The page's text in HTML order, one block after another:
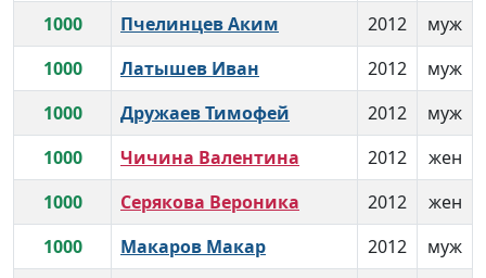
1000
Пчелинцев Аким 2012
муж
1000
Латышев Иван 2012
муж
1000
Дружаев Тимофей 2012
муж
1000
Чичина Валентина 2012
жен
1000
Серякова Вероника 2012
жен
1000
Макаров Макар 2012
муж